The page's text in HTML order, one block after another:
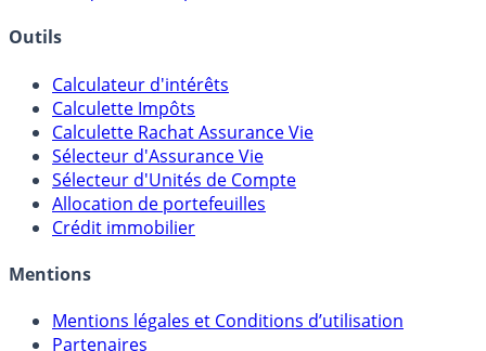
Banques & Comptes rémunérés
Outils
Calculateur d'intérêts
Calculette Impôts
Calculette Rachat Assurance Vie
Sélecteur d'Assurance Vie
Sélecteur d'Unités de Compte
Crédit immobilier
Mentions